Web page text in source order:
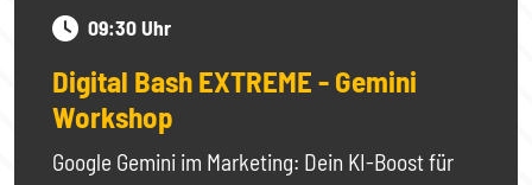
09:30 Uhr
Digital Bash EXTREME - Gemini
Workshop
Google Gemini im Marketing: Dein KI-Boost für